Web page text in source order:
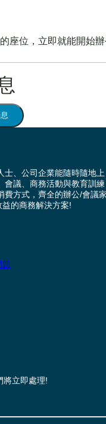
座位，立即就能開始
士、公司企業能隨時隨地上
會議、商務活動與教育訓練
費方式，齊全的辦公/會議
的商務解決方案!
將立即處理!